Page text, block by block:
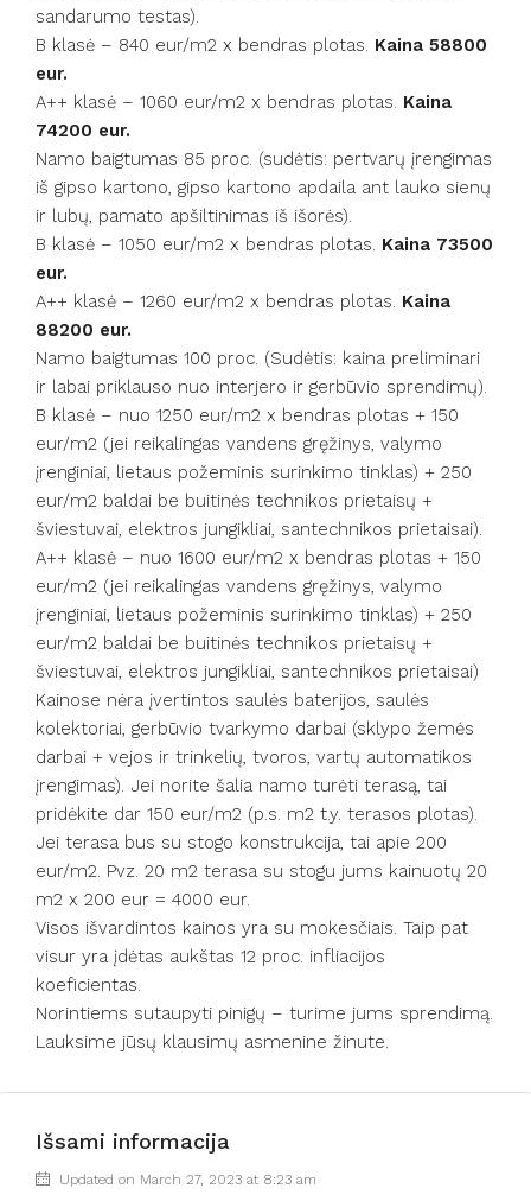
sandarumo testas).
B klasė – 840 eur/m2 x bendras plotas. Kaina 58800
eur.
A++ klasė – 1060 eur/m2 x bendras plotas. Kaina
74200 eur.
Namo baigtumas 85 proc. (sudėtis: pertvarų įrengimas
iš gipso kartono, gipso kartono apdaila ant lauko sienų
ir lubų, pamato apšiltinimas iš išorės).
B klasė – 1050 eur/m2 x bendras plotas. Kaina 73500
eur.
A++ klasė – 1260 eur/m2 x bendras plotas. Kaina
88200 eur.
Namo baigtumas 100 proc. (Sudėtis: kaina preliminari
ir labai priklauso nuo interjero ir gerbūvio sprendimų).
B klasė – nuo 1250 eur/m2 x bendras plotas + 150
eur/m2 (jei reikalingas vandens gręžinys, valymo
įrenginiai, lietaus požeminis surinkimo tinklas) + 250
eur/m2 baldai be buitinės technikos prietaisų +
šviestuvai, elektros jungikliai, santechnikos prietaisai).
A++ klasė – nuo 1600 eur/m2 x bendras plotas + 150
eur/m2 (jei reikalingas vandens gręžinys, valymo
įrenginiai, lietaus požeminis surinkimo tinklas) + 250
eur/m2 baldai be buitinės technikos prietaisų +
šviestuvai, elektros jungikliai, santechnikos prietaisai)
Kainose nėra įvertintos saulės baterijos, saulės
kolektoriai, gerbūvio tvarkymo darbai (sklypo žemės
darbai + vejos ir trinkelių, tvoros, vartų automatikos
įrengimas). Jei norite šalia namo turėti terasą, tai
pridėkite dar 150 eur/m2 (p.s. m2 t.y. terasos plotas).
Jei terasa bus su stogo konstrukcija, tai apie 200
eur/m2. Pvz. 20 m2 terasa su stogu jums kainuotų 20
m2 x 200 eur = 4000 eur.
Visos išvardintos kainos yra su mokesčiais. Taip pat
visur yra įdėtas aukštas 12 proc. infliacijos
koeficientas.
Norintiems sutaupyti pinigų – turime jums sprendimą.
Lauksime jūsų klausimų asmenine žinute.
Išsami informacija
Updated on March 27, 2023 at 8:23 am